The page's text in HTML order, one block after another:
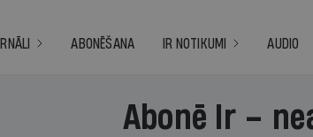
ABONĒŠANA IR NOTIKUMI AUDIO
Abonē Ir –